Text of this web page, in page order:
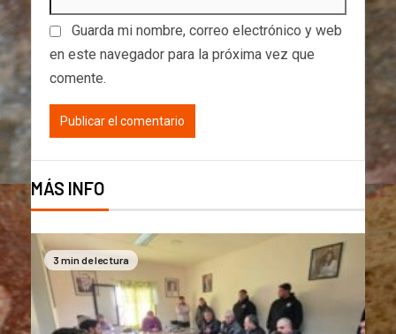
Guarda mi nombre, correo electrónico y web
en este navegador para la próxima vez que
comente.
MÁS INFO
3 min de lectura